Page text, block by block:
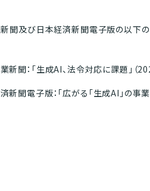
聞及び日本経済新聞電子版の以下の
新聞：「生成AI、法令対応に課題」（
新聞電子版：「広がる「生成AI」の事